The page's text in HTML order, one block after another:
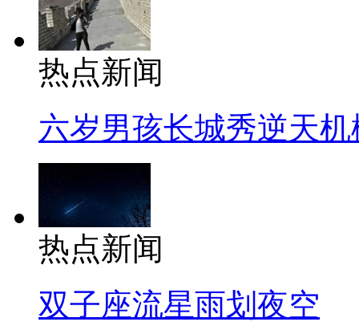
热点新闻
六岁男孩长城秀逆天机
热点新闻
双子座流星雨划夜空